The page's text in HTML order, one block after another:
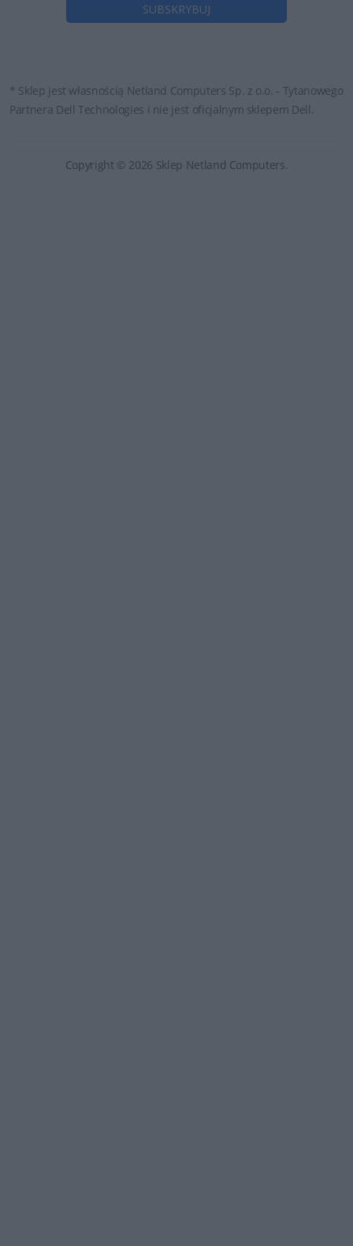
* Sklep jest własnością Netland Computers Sp. z o.o. - Tytanowego
Partnera Dell Technologies i nie jest oficjalnym sklepem Dell.
Copyright © 2026 Sklep Netland Computers.